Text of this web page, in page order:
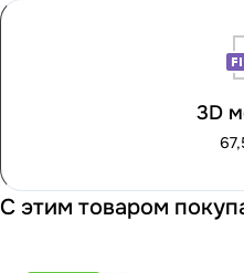
3D
С этим товаром